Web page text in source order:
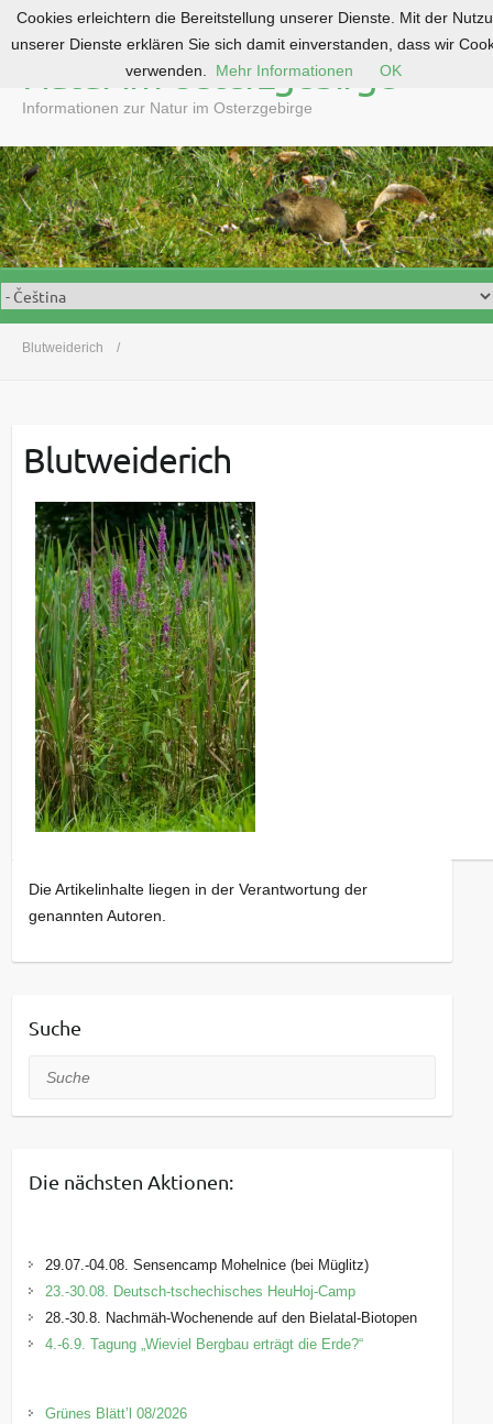
o
c
o
n
t
e
n
Natur im Osterzgebirge
Informationen zur Natur im Osterzgebirge
Blutweiderich
Blutweiderich
Die Artikelinhalte liegen in der Verantwortung der
genannten Autoren.
Suche
Suche
Die nächsten Aktionen:
29.07.-04.08. Sensencamp Mohelnice (bei Müglitz)
23.-30.08. Deutsch-tschechisches HeuHoj-Camp
28.-30.8. Nachmäh-Wochenende auf den Bielatal-Biotopen
4.-6.9. Tagung „Wieviel Bergbau erträgt die Erde?“
Grünes Blätt’l 08/2026
Cookies erleichtern die Bereitstellung unserer Dienste. Mit der
unserer Dienste erklären Sie sich damit einverstanden, dass wir
verwenden.
Mehr Informationen OK